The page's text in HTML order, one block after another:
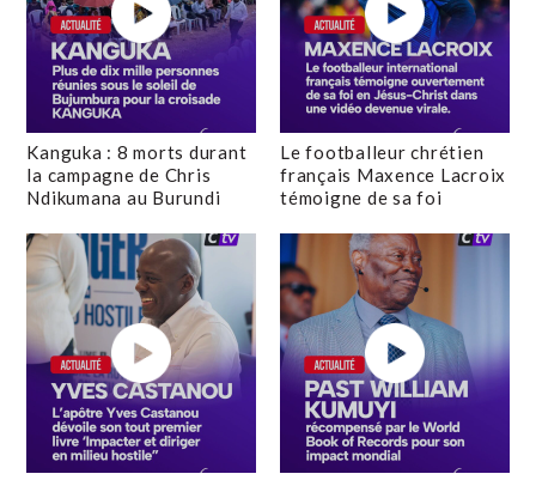
Kanguka : 8 morts durant
la campagne de Chris
Ndikumana au Burundi
Le footballeur chrétien
français Maxence Lacroix
témoigne de sa foi